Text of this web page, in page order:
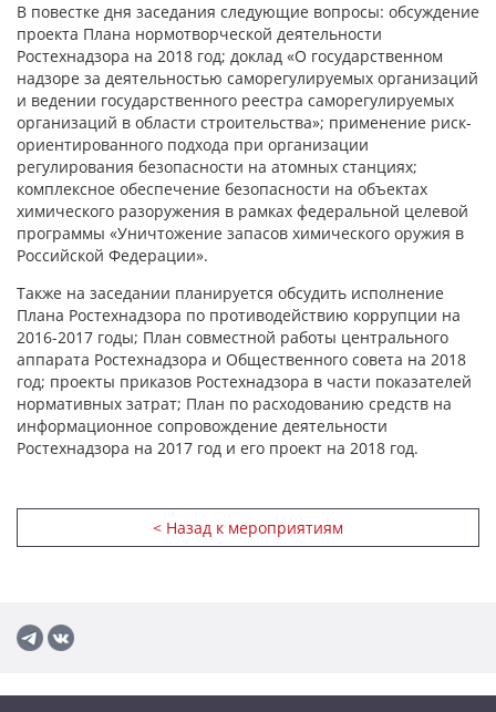
В повестке дня заседания следующие вопросы: обсуждение
проекта Плана нормотворческой деятельности
Ростехнадзора на 2018 год; доклад «О государственном
надзоре за деятельностью саморегулируемых организаций
и ведении государственного реестра саморегулируемых
организаций в области строительства»; применение риск-
ориентированного подхода при организации
регулирования безопасности на атомных станциях;
комплексное обеспечение безопасности на объектах
химического разоружения в рамках федеральной целевой
программы «Уничтожение запасов химического оружия в
Российской Федерации».
Также на заседании планируется обсудить исполнение
Плана Ростехнадзора по противодействию коррупции на
2016-2017 годы; План совместной работы центрального
аппарата Ростехнадзора и Общественного совета на 2018
год; проекты приказов Ростехнадзора в части показателей
нормативных затрат; План по расходованию средств на
информационное сопровождение деятельности
Ростехнадзора на 2017 год и его проект на 2018 год.
< Назад к мероприятиям